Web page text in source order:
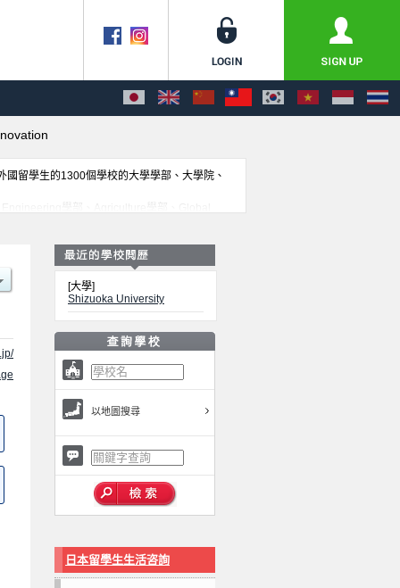
留學生的1300個學校的大學學部、大學院、
[大學]
Shizuoka University
以地圖搜尋
日本留學生生活咨詢